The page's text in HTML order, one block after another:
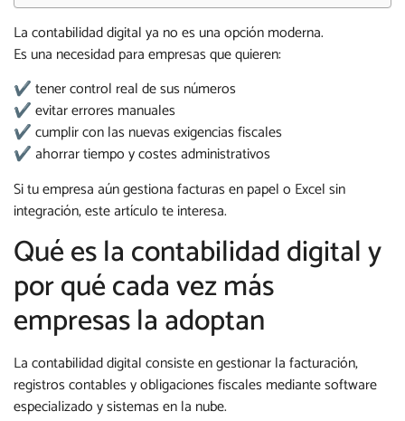
La contabilidad digital ya no es una opción moderna.
Es una necesidad para empresas que quieren:
✔ tener control real de sus números
✔ evitar errores manuales
✔ cumplir con las nuevas exigencias fiscales
✔ ahorrar tiempo y costes administrativos
Si tu empresa aún gestiona facturas en papel o Excel sin
integración, este artículo te interesa.
Qué es la contabilidad digital y
por qué cada vez más
empresas la adoptan
La contabilidad digital consiste en gestionar la facturación,
registros contables y obligaciones fiscales mediante software
especializado y sistemas en la nube.